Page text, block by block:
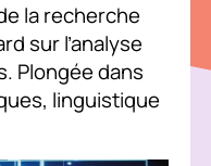
la recherche
sur l’analyse
Plongée dans
linguistique